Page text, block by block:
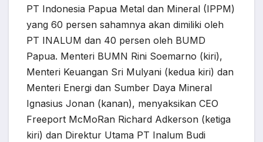
PT Indonesia Papua Metal dan Mineral (IPPM)
yang 60 persen sahamnya akan dimiliki oleh
PT INALUM dan 40 persen oleh BUMD
Papua. Menteri BUMN Rini Soemarno (kiri),
Menteri Keuangan Sri Mulyani (kedua kiri) dan
Menteri Energi dan Sumber Daya Mineral
Ignasius Jonan (kanan), menyaksikan CEO
Freeport McMoRan Richard Adkerson (ketiga
kiri) dan Direktur Utama PT Inalum Budi